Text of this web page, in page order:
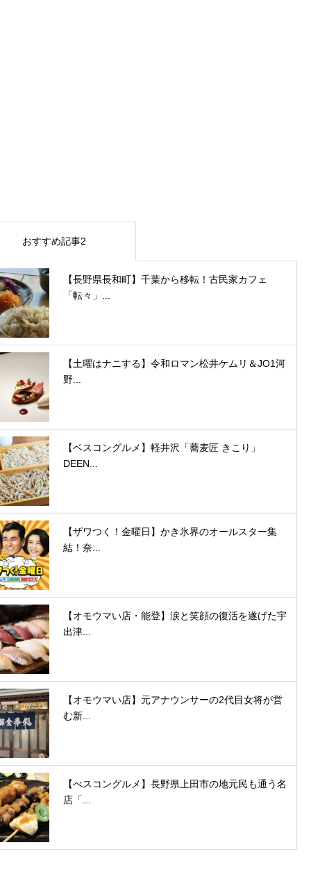
おすすめ記事2
【長野県長和町】千葉から移転！古民家カフェ
「転々」...
【土曜はナニする】令和ロマン松井ケムリ＆JO1河
野...
【ベスコングルメ】軽井沢「蕎麦匠 きこり」
DEEN...
【ザワつく！金曜日】かき氷界のオールスター集
結！奈...
【オモウマい店・能登】涙と笑顔の復活を遂げた宇
出津...
【オモウマい店】元アナウンサーの2代目女将が営
む新...
【べスコングルメ】長野県上田市の地元民も通う名
店「...